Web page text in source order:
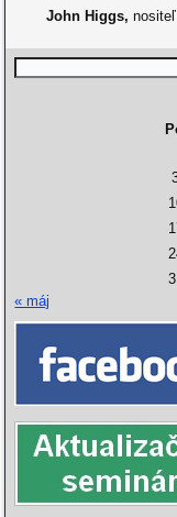
John Higgs,
« máj